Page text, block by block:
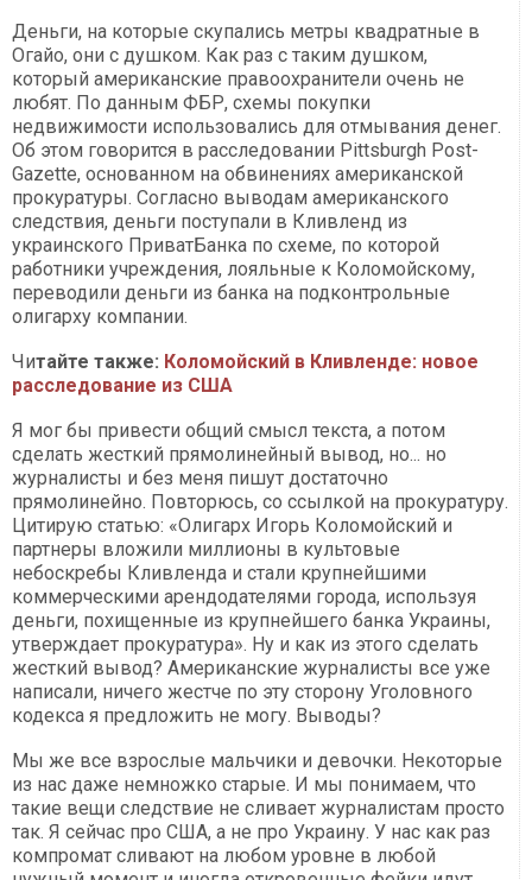
Деньги, на которые скупались метры квадратные в
Огайо, они с душком. Как раз с таким душком,
который американские правоохранители очень не
любят. По данным ФБР, схемы покупки
недвижимости использовались для отмывания денег.
Об этом говорится в расследовании Pittsburgh Post-
Gazette, основанном на обвинениях американской
прокуратуры. Согласно выводам американского
следствия, деньги поступали в Кливленд из
украинского ПриватБанка по схеме, по которой
работники учреждения, лояльные к Коломойскому,
переводили деньги из банка на подконтрольные
олигарху компании.
Читайте также: Коломойский в Кливленде: новое
расследование из США
Я мог бы привести общий смысл текста, а потом
сделать жесткий прямолинейный вывод, но... но
журналисты и без меня пишут достаточно
прямолинейно. Повторюсь, со ссылкой на прокуратуру.
Цитирую статью: «Олигарх Игорь Коломойский и
партнеры вложили миллионы в культовые
небоскребы Кливленда и стали крупнейшими
коммерческими арендодателями города, используя
деньги, похищенные из крупнейшего банка Украины,
утверждает прокуратура». Ну и как из этого сделать
жесткий вывод? Американские журналисты все уже
написали, ничего жестче по эту сторону Уголовного
кодекса я предложить не могу. Выводы?
Мы же все взрослые мальчики и девочки. Некоторые
из нас даже немножко старые. И мы понимаем, что
такие вещи следствие не сливает журналистам просто
так. Я сейчас про США, а не про Украину. У нас как раз
компромат сливают на любом уровне в любой